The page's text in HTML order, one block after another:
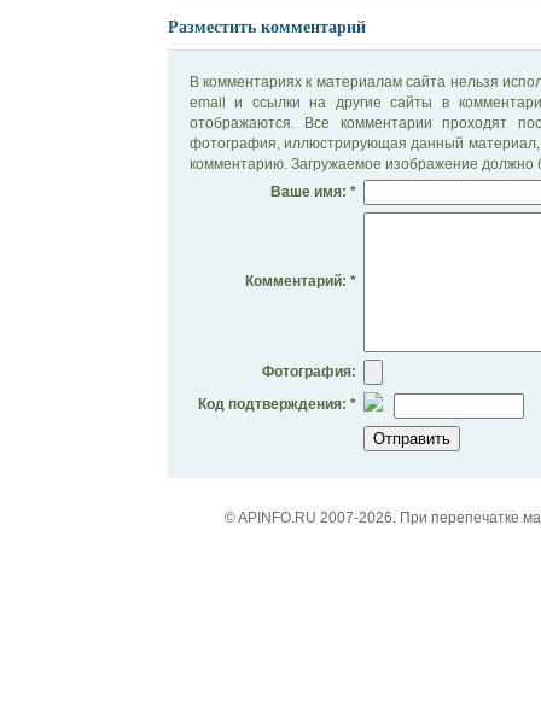
Разместить комментарий
В комментариях к материалам сайта нельзя
email и ссылки на другие сайты в
отображаются. Все комментарии проходят
фотография, иллюстрирующая данный материал,
комментарию. Загружаемое изображение должно
Ваше имя: *
Комментарий: *
Фотография:
Код подтверждения: *
© APINFO.RU 2007-2026. При перепечатке